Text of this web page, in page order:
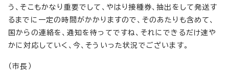
う、そこもかなり重要でして、やはり接種券、抽出をして発送す
るまでに一定の時間がかかりますので、そのあたりも含めて、
国からの連絡を、通知を待ってですね、それにできるだけ速や
かに対応していく、今、そういった状況でございます。
（市長）